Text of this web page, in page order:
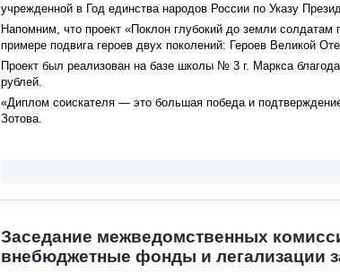
учрежденной в Год единства народов России по Указу
Напомним, что проект «Поклон глубокий до земли
примере подвига героев двух поколений: Героев Великой
Проект был реализован на базе школы № 3 г. Маркса
рублей.
«Диплом соискателя — это большая победа и
Зотова.
Заседание межведомственных
внебюджетные фонды и легализации